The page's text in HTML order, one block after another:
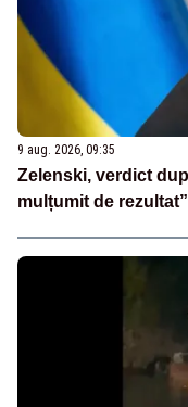
9 aug. 2026, 09:35
Zelenski, verdict
mulțumit de rezultat”